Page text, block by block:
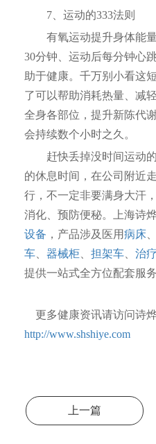
7、运动的333法则
有氧运动提升身体能量
30分钟、运动后每分钟心
助于健康。千万别小看这
了可以帮助消耗热量、减
全身各部位，提升新陈代
会持续数个小时之久。
赶快丢掉没时间运动的
的休息时间，在公司附近
行，不一定非要满身大汗
消化、预防便秘。上海诗
设备 ，产品涉及医用病床
车
器械柜 担架车 治
提供一站式全方位配套服务
更多健康资讯请访问诗烨
http://www.shshiye.com
上一篇